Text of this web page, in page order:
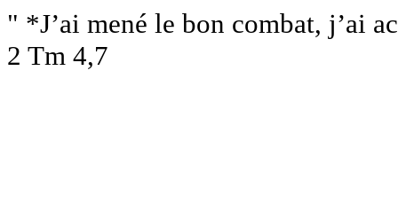
" *J’ai mené le bon combat, j’ai
2 Tm 4,7